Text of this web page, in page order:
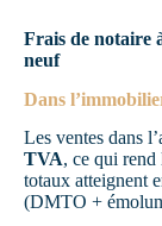
Frais de notaire
neuf
Dans
Les ventes dans
TVA, ce qui rend
totaux atteignent
(DMTO +